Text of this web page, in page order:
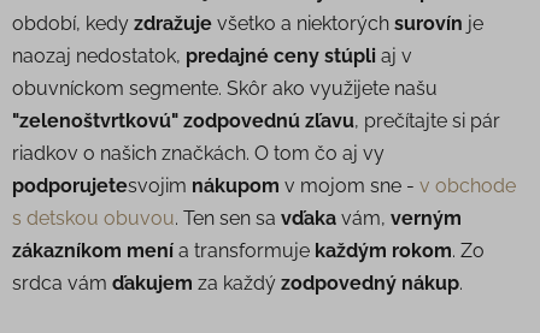
období, kedy zdražuje všetko a niektorých surovín je
naozaj nedostatok, predajné ceny stúpli aj v
obuvníckom segmente. Skôr ako využijete našu
"zelenoštvrtkovú" zodpovednú zľavu, prečítajte si pár
riadkov o našich značkách. O tom čo aj vy
podporujetesvojim nákupom v mojom sne - v obchode
s detskou obuvou. Ten sen sa vďaka vám, verným
zákazníkom mení a transformuje každým rokom. Zo
srdca vám ďakujem za každý zodpovedný nákup.